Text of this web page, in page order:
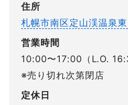
住所
札幌市南区定山渓温泉
営業時間
10:00〜17:00（L.O.
※売り切れ次第閉店
定休日